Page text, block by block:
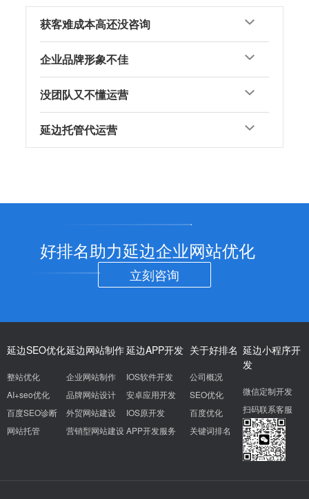
获客难成本高还没咨询
企业品牌形象不佳
没团队又不懂运营
延边托管代运营
好排名助力延边企业网站优化
立刻咨询
延边SEO优化
整站优化
AI+seo优化
百度SEO诊断
网站托管
延边网站制作
企业网站制作
品牌网站设计
外贸网站建设
营销型网站建设
延边APP开发
IOS软件开发
安卓应用开发
IOS原开发
APP开发服务
关于好排名
公司概况
SEO优化
百度优化
关键词排名
延边小程序开
发
微信定制开发
扫码联系客服